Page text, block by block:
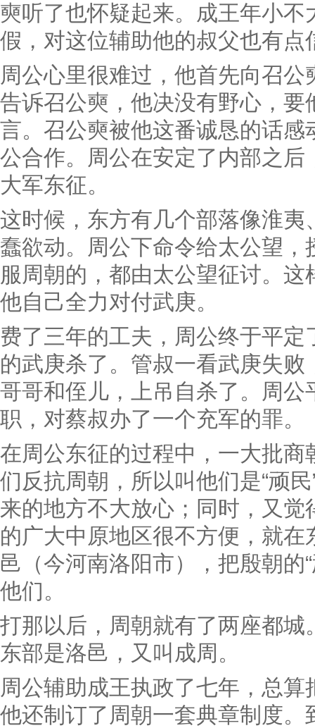
奭听了也怀疑起来。成王年小
假，对这位辅助他的叔父也有点
周公心里很难过，他首先向召
告诉召公奭，他决没有野心，
言。召公奭被他这番诚恳的话
公合作。周公在安定了内部之
大军东征。
这时候，东方有几个部落像淮
蠢欲动。周公下命令给太公望
服周朝的，都由太公望征讨。
他自己全力对付武庚。
费了三年的工夫，周公终于平
的武庚杀了。管叔一看武庚失
哥哥和侄儿，上吊自杀了。周
职，对蔡叔办了一个充军的罪。
在周公东征的过程中，一大批
们反抗周朝，所以叫他们是“顽
来的地方不大放心；同时，又
的广大中原地区很不方便，就
邑（今河南洛阳市），把殷朝的
他们。
打那以后，周朝就有了两座都
东部是洛邑，又叫成周。
周公辅助成王执政了七年，总
他还制订了周朝一套典章制度